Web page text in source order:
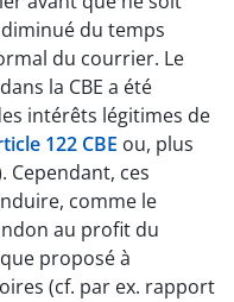
du temps
du courrier. Le
la CBE a été
intérêts légitimes de
122 CBE ou, plus
Cependant, ces
comme le
au profit du
proposé à
(cf. par ex. rapport